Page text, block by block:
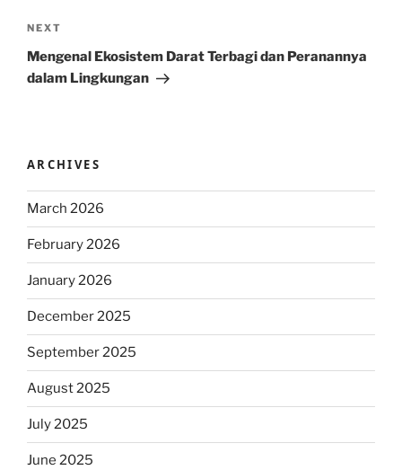
Next
Post
NEXT
Mengenal Ekosistem Darat Terbagi dan Peranannya
dalam Lingkungan
ARCHIVES
March 2026
February 2026
January 2026
December 2025
September 2025
August 2025
July 2025
June 2025